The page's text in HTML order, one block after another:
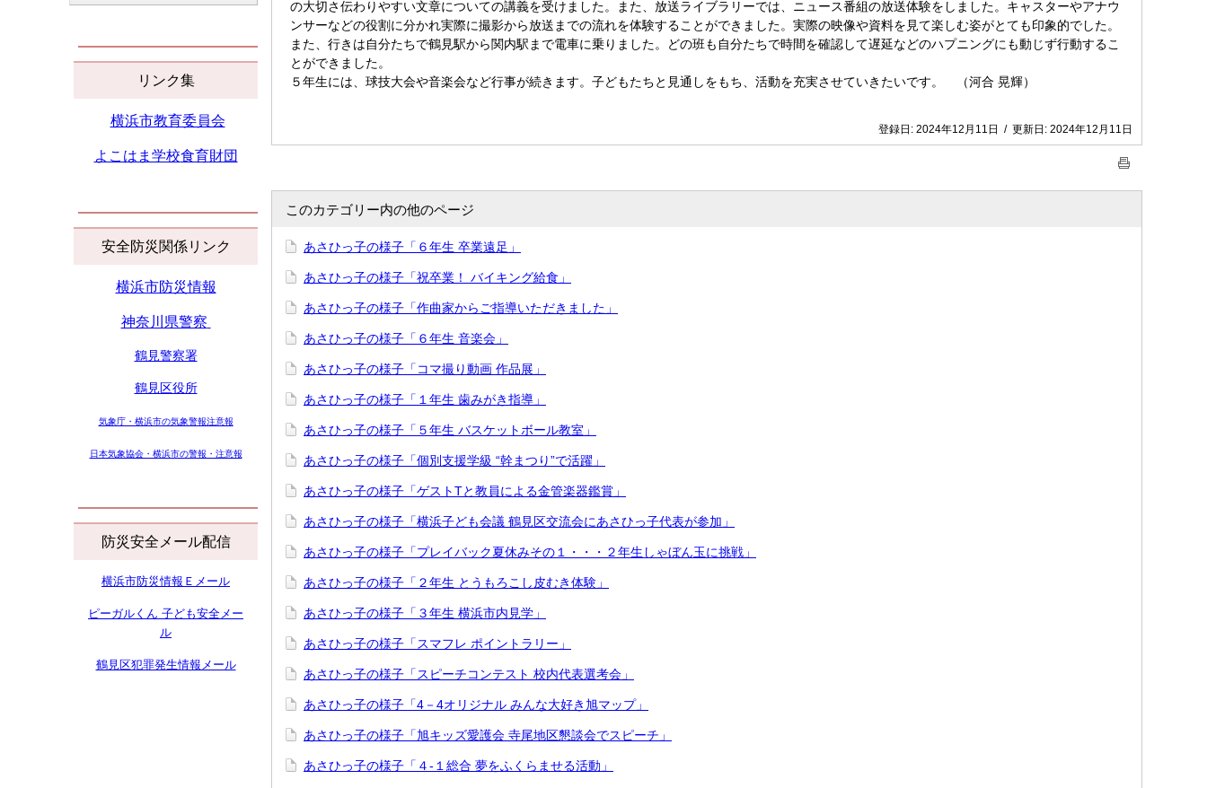
リンク集
横浜市教育委員会
よこはま学校食育財団
安全防災関係リンク
横浜市防災情報
神奈川県警察
鶴見警察署
鶴見区役所
気象庁・横浜市の気象警報注意報
日本気象協会・横浜市の警報・注意報
防災安全メール配信
横浜市防災情報Ｅメール
ピーガルくん 子ども安全メー
ル
鶴見区犯罪発生情報メール
の大切さ伝わりやすい文章についての講義を受けました。また、放送ライブラリーでは、ニュース番組の放送体験をしました。キャスターやアナウ
ンサーなどの役割に分かれ実際に撮影から放送までの流れを体験することができました。実際の映像や資料を見て楽しむ姿がとても印象的でした。
また、行きは自分たちで鶴見駅から関内駅まで電車に乗りました。どの班も自分たちで時間を確認して遅延などのハプニングにも動じず行動するこ
とができました。
５年生には、球技大会や音楽会など行事が続きます。子どもたちと見通しをもち、活動を充実させていきたいです。 （河合 晃輝）
登録日: 2024年12月11日 / 更新日: 2024年12月11日
このカテゴリー内の他のページ
あさひっ子の様子「６年生 卒業遠足」
あさひっ子の様子「祝卒業！ バイキング給食」
あさひっ子の様子「作曲家からご指導いただきました」
あさひっ子の様子「６年生 音楽会」
あさひっ子の様子「コマ撮り動画 作品展」
あさひっ子の様子「１年生 歯みがき指導」
あさひっ子の様子「５年生 バスケットボール教室」
あさひっ子の様子「個別支援学級 “幹まつり”で活躍」
あさひっ子の様子「ゲストTと教員による金管楽器鑑賞」
あさひっ子の様子「横浜子ども会議 鶴見区交流会にあさひっ子代表が参加」
あさひっ子の様子「プレイバック夏休みその１・・・２年生しゃぼん玉に挑戦」
あさひっ子の様子「２年生 とうもろこし皮むき体験」
あさひっ子の様子「３年生 横浜市内見学」
あさひっ子の様子「スマフレ ポイントラリー」
あさひっ子の様子「スピーチコンテスト 校内代表選考会」
あさひっ子の様子「4－4オリジナル みんな大好き旭マップ」
あさひっ子の様子「旭キッズ愛護会 寺尾地区懇談会でスピーチ」
あさひっ子の様子「４-１総合 夢をふくらませる活動」